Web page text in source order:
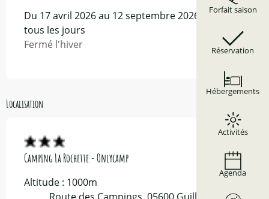
Forfait saison
Réservation
Hébergements
Activités
Agenda
Du 17 avril 2026 au 12 septembre 2026 - Ouvert
tous les jours
Fermé l'hiver
Localisation
Camping La Rochette - Onlycamp
Altitude : 1000m